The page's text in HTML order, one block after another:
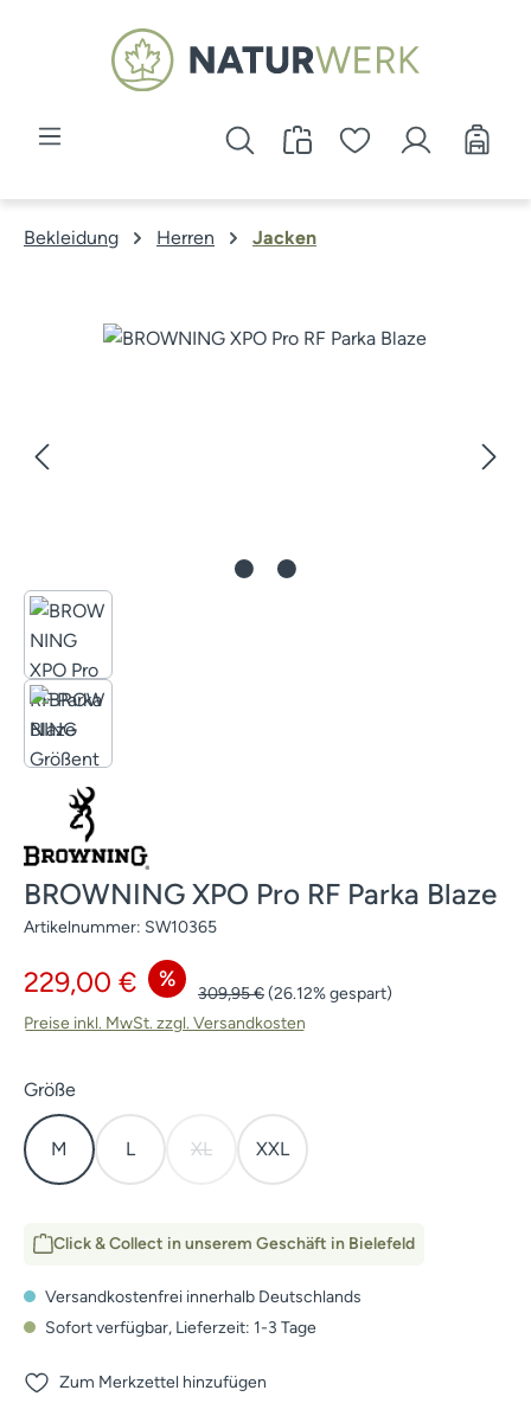
Zum Hauptinhalt springen
Bekleidung Herren Jacken
Bildergalerie überspringen
BROWNING XPO Pro RF Parka Blaze
Artikelnummer: SW10365
Verkaufspreis:
229,00 € %
Regulärer Preis:
309,95 €(26.12% gespart)
Preise inkl. MwSt. zzgl. Versandkosten
Größeauswählen
M L XL
(Diese Option ist zurzeit nicht verfügbar.)
XXL
Click & Collect in unserem Geschäft in Bielefeld
Versandkostenfrei innerhalb Deutschlands
Sofort verfügbar, Lieferzeit: 1-3 Tage
Zum Merkzettel hinzufügen